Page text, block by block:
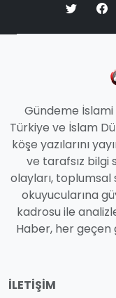
Gündeme İslami
Türkiye ve İslam
köşe yazılarını
ve tarafsız bilgi
olayları, toplumsal
okuyucularına
kadrosu ile
Haber, her geçen
İLETIŞIM